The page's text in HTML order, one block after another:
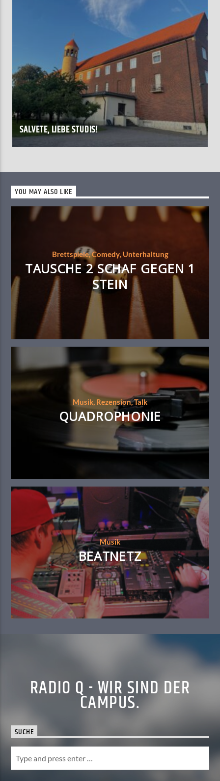
SALVETE, LIEBE STUDIS!
YOU MAY ALSO LIKE
Brettspiele,Comedy, Unterhaltung
TAUSCHE 2 SCHAF GEGEN 1
STEIN
Musik, Rezension,Talk
QUADROPHONIE
Musik
BEATNETZ
RADIO Q - WIR SIND DER
CAMPUS.
SUCHE